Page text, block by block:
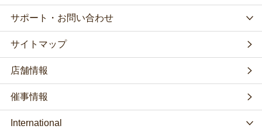
サポート・お問い合わせ
サイトマップ
店舗情報
催事情報
International